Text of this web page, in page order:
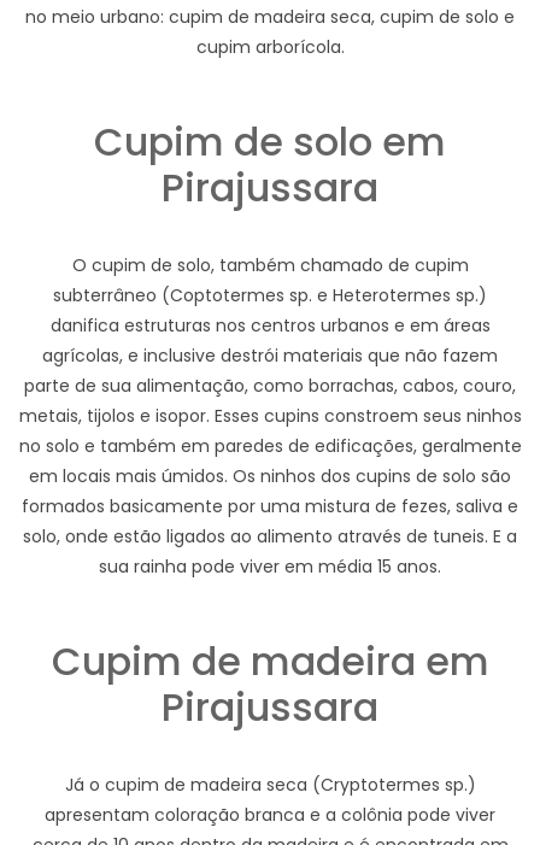
no meio urbano: cupim de madeira seca, cupim de solo e
cupim arborícola.
Cupim de solo em
Pirajussara
O cupim de solo, também chamado de cupim
subterrâneo (Coptotermes sp. e Heterotermes sp.)
danifica estruturas nos centros urbanos e em áreas
agrícolas, e inclusive destrói materiais que não fazem
parte de sua alimentação, como borrachas, cabos, couro,
metais, tijolos e isopor. Esses cupins constroem seus ninhos
no solo e também em paredes de edificações, geralmente
em locais mais úmidos. Os ninhos dos cupins de solo são
formados basicamente por uma mistura de fezes, saliva e
solo, onde estão ligados ao alimento através de tuneis. E a
sua rainha pode viver em média 15 anos.
Cupim de madeira em
Pirajussara
Já o cupim de madeira seca (Cryptotermes sp.)
apresentam coloração branca e a colônia pode viver